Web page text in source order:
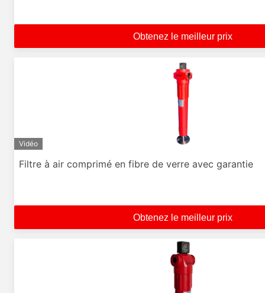
Obtenez le meilleur prix
Vidéo
Filtre à air comprimé en fibre de verre avec garantie
Obtenez le meilleur prix